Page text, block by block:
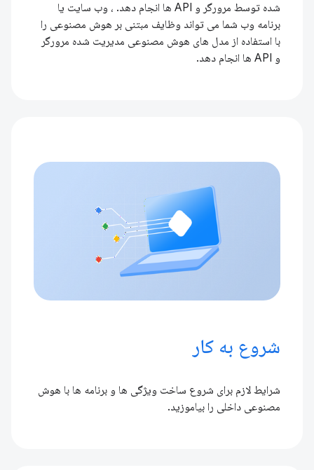
شده توسط مرورگر و API ها انجام دهد. ، وب سایت یا
برنامه وب شما می تواند وظایف مبتنی بر هوش مصنوعی را
با استفاده از مدل های هوش مصنوعی مدیریت شده مرورگر
و API ها انجام دهد.
شروع به کار
شرایط لازم برای شروع ساخت ویژگی ها و برنامه ها با هوش
مصنوعی داخلی را بیاموزید.